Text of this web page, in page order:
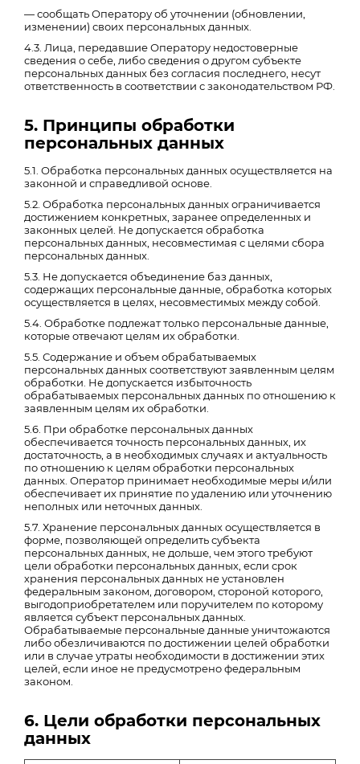
— сообщать Оператору об уточнении (обновлении,
изменении) своих персональных данных.
4.3. Лица, передавшие Оператору недостоверные
сведения о себе, либо сведения о другом субъекте
персональных данных без согласия последнего, несут
ответственность в соответствии с законодательством РФ.
5. Принципы обработки
персональных данных
5.1. Обработка персональных данных осуществляется на
законной и справедливой основе.
5.2. Обработка персональных данных ограничивается
достижением конкретных, заранее определенных и
законных целей. Не допускается обработка
персональных данных, несовместимая с целями сбора
персональных данных.
5.3. Не допускается объединение баз данных,
содержащих персональные данные, обработка которых
осуществляется в целях, несовместимых между собой.
5.4. Обработке подлежат только персональные данные,
которые отвечают целям их обработки.
5.5. Содержание и объем обрабатываемых
персональных данных соответствуют заявленным целям
обработки. Не допускается избыточность
обрабатываемых персональных данных по отношению к
заявленным целям их обработки.
5.6. При обработке персональных данных
обеспечивается точность персональных данных, их
достаточность, а в необходимых случаях и актуальность
по отношению к целям обработки персональных
данных. Оператор принимает необходимые меры и/или
обеспечивает их принятие по удалению или уточнению
неполных или неточных данных.
5.7. Хранение персональных данных осуществляется в
форме, позволяющей определить субъекта
персональных данных, не дольше, чем этого требуют
цели обработки персональных данных, если срок
хранения персональных данных не установлен
федеральным законом, договором, стороной которого,
выгодоприобретателем или поручителем по которому
является субъект персональных данных.
Обрабатываемые персональные данные уничтожаются
либо обезличиваются по достижении целей обработки
или в случае утраты необходимости в достижении этих
целей, если иное не предусмотрено федеральным
законом.
6. Цели обработки персональных
данных